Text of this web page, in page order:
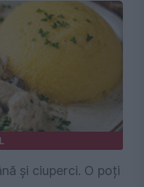
și ciuperci. O poți